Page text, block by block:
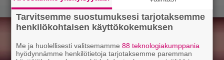
Tarvitsemme suostumuksesi tarjotaksemme
henkilökohtaisen käyttökokemuksen
Me ja huolellisesti valitsemamme88 teknologiakumppania
hyödynnämme henkilötietoja tarjotaksemme paremman